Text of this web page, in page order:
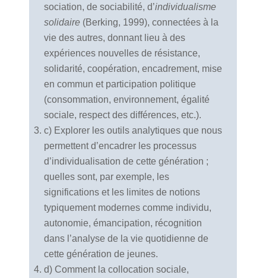
sociation, de sociabilité, d’individualisme
solidaire (Berking, 1999), connectées à la
vie des autres, donnant lieu à des
expériences nouvelles de résistance,
solidarité, coopération, encadrement, mise
en commun et participation politique
(consommation, environnement, égalité
sociale, respect des différences, etc.).
c) Explorer les outils analytiques que nous
permettent d’encadrer les processus
d’individualisation de cette génération ;
quelles sont, par exemple, les
significations et les limites de notions
typiquement modernes comme individu,
autonomie, émancipation, récognition
dans l’analyse de la vie quotidienne de
cette génération de jeunes.
d) Comment la collocation sociale,